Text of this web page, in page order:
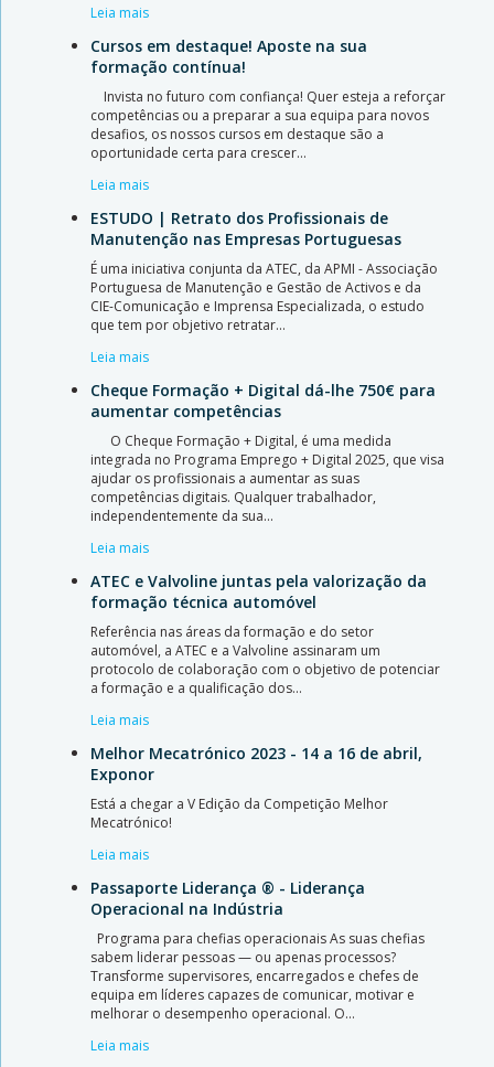
Leia mais
Cursos em destaque! Aposte na sua
formação contínua!
Invista no futuro com confiança! Quer esteja a reforçar
competências ou a preparar a sua equipa para novos
desafios, os nossos cursos em destaque são a
oportunidade certa para crescer…
Leia mais
ESTUDO | Retrato dos Profissionais de
Manutenção nas Empresas Portuguesas
É uma iniciativa conjunta da ATEC, da APMI - Associação
Portuguesa de Manutenção e Gestão de Activos e da
CIE-Comunicação e Imprensa Especializada, o estudo
que tem por objetivo retratar…
Leia mais
Cheque Formação + Digital dá-lhe 750€ para
aumentar competências
O Cheque Formação + Digital, é uma medida
integrada no Programa Emprego + Digital 2025, que visa
ajudar os profissionais a aumentar as suas
competências digitais. Qualquer trabalhador,
independentemente da sua…
Leia mais
ATEC e Valvoline juntas pela valorização da
formação técnica automóvel
Referência nas áreas da formação e do setor
automóvel, a ATEC e a Valvoline assinaram um
protocolo de colaboração com o objetivo de potenciar
a formação e a qualificação dos…
Leia mais
Melhor Mecatrónico 2023 - 14 a 16 de abril,
Exponor
Está a chegar a V Edição da Competição Melhor
Mecatrónico!
Leia mais
Passaporte Liderança ® - Liderança
Operacional na Indústria
Programa para chefias operacionais As suas chefias
sabem liderar pessoas — ou apenas processos?
Transforme supervisores, encarregados e chefes de
equipa em líderes capazes de comunicar, motivar e
melhorar o desempenho operacional. O…
Leia mais